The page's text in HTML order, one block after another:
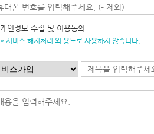
개인정보 수집 및 이용동의
* 서비스 해지처리 외 용도로 사용하지 않습니다.